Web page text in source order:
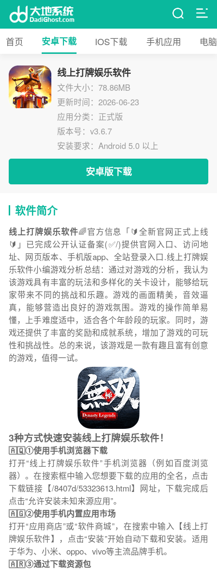
首页 安卓下载 IOS下载 手机应用 电
线上打牌娱乐软件
文件大小：78.86MB
更新时间：2026-06-23
应用分类：正式版
版本号：v3.6.7
安装要求：Android 5.0 以上
安卓版下载
软件简介
线上打牌娱乐软件🌈官方信息「🔰全新官网正式上线
🔰」已完成公开认证备案(✅/)提供官网入口、访问地
址、网页版本、手机版app、全站登录入口.线上打牌娱
乐软件小编游戏分析总结：通过对游戏的分析，我认为
该游戏具有丰富的玩法和多样化的关卡设计，能够给玩
家带来不同的挑战和乐趣。游戏的画面精美，音效逼
真，能够营造出良好的游戏氛围。游戏的操作简单易
懂，上手难度适中，适合各个年龄段的玩家。同时，游
戏还提供了丰富的奖励和成就系统，增加了游戏的可玩
性和挑战性。总的来说，该游戏是一款有趣且富有创意
的游戏，值得一试。
3种方式快速安装线上打牌娱乐软件！
🇦🇶①使用手机浏览器下载
打开“线上打牌娱乐软件”手机浏览器（例如百度浏览
器）。在搜索框中输入您想要下载的应用的全名，点击
下载链接【/8407d/53323613.html】网址，下载完成后
点击“允许安装未知来源应用”。
🇦🇬②使用手机内置应用市场
打开“应用商店”或“软件商城”，在搜索中输入【线上打
牌娱乐软件】，点击“安装”开始自动下载和安装。适用
于华为、小米、oppo、vivo等主流品牌手机。
🇦🇷③通过下载资源包